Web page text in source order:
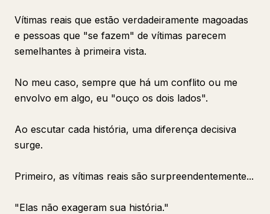
Vítimas reais que estão verdadeiramente magoadas
e pessoas que "se fazem" de vítimas parecem
semelhantes à primeira vista.
No meu caso, sempre que há um conflito ou me
envolvo em algo, eu "ouço os dois lados".
Ao escutar cada história, uma diferença decisiva
surge.
Primeiro, as vítimas reais são surpreendentemente...
"Elas não exageram sua história."